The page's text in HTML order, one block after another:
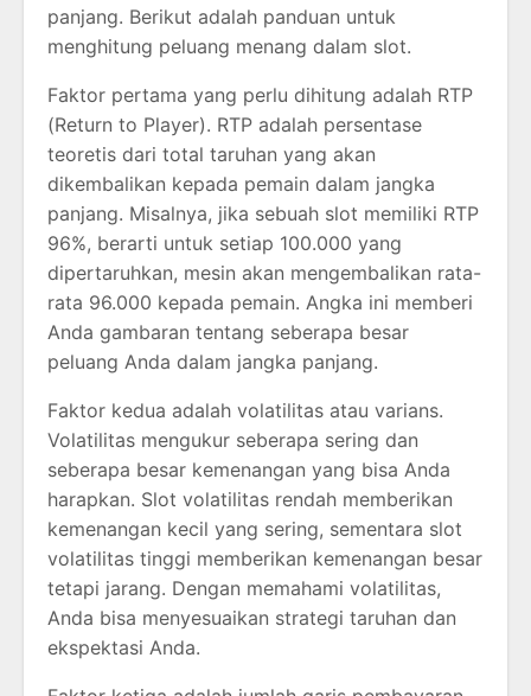
panjang. Berikut adalah panduan untuk
menghitung peluang menang dalam slot.
Faktor pertama yang perlu dihitung adalah RTP
(Return to Player). RTP adalah persentase
teoretis dari total taruhan yang akan
dikembalikan kepada pemain dalam jangka
panjang. Misalnya, jika sebuah slot memiliki RTP
96%, berarti untuk setiap 100.000 yang
dipertaruhkan, mesin akan mengembalikan rata-
rata 96.000 kepada pemain. Angka ini memberi
Anda gambaran tentang seberapa besar
peluang Anda dalam jangka panjang.
Faktor kedua adalah volatilitas atau varians.
Volatilitas mengukur seberapa sering dan
seberapa besar kemenangan yang bisa Anda
harapkan. Slot volatilitas rendah memberikan
kemenangan kecil yang sering, sementara slot
volatilitas tinggi memberikan kemenangan besar
tetapi jarang. Dengan memahami volatilitas,
Anda bisa menyesuaikan strategi taruhan dan
ekspektasi Anda.